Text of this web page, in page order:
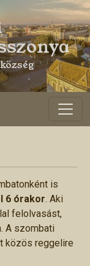
is
6 órakor. Aki
felolvasást,
A szombati
közös reggelire